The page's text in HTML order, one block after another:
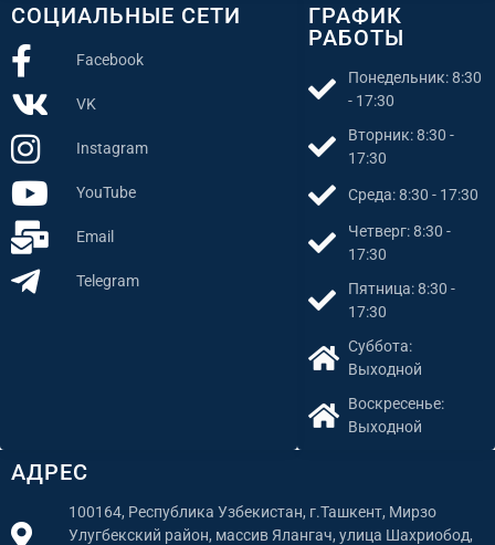
АДРЕС
100164, Республика Узбекистан, г.Ташкент, Мирзо
Улугбекский район, массив Ялангач, улица Шахриобод,
ГРАФИК
РАБОТЫ
Понедельник: 8:30
- 17:30
Вторник: 8:30 -
17:30
Среда: 8:30 - 17:30
Четверг: 8:30 -
17:30
Пятница: 8:30 -
17:30
Суббота:
Выходной
Воскресенье:
Выходной
СОЦИАЛЬНЫЕ СЕТИ
Facebook
VK
Instagram
YouTube
Email
Telegram